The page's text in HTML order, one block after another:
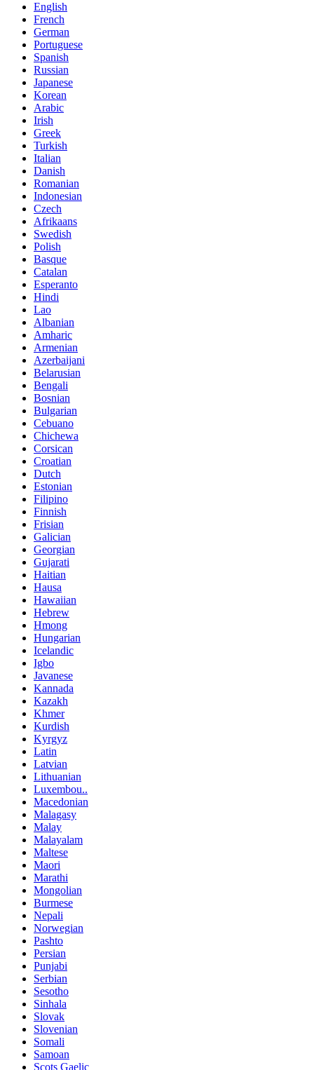
English
French
German
Portuguese
Spanish
Russian
Japanese
Korean
Arabic
Irish
Greek
Turkish
Italian
Danish
Romanian
Indonesian
Czech
Afrikaans
Swedish
Polish
Basque
Catalan
Esperanto
Hindi
Lao
Albanian
Amharic
Armenian
Azerbaijani
Belarusian
Bengali
Bosnian
Bulgarian
Cebuano
Chichewa
Corsican
Croatian
Dutch
Estonian
Filipino
Finnish
Frisian
Galician
Georgian
Gujarati
Haitian
Hausa
Hawaiian
Hebrew
Hmong
Hungarian
Icelandic
Igbo
Javanese
Kannada
Kazakh
Khmer
Kurdish
Kyrgyz
Latin
Latvian
Lithuanian
Luxembou..
Macedonian
Malagasy
Malay
Malayalam
Maltese
Maori
Marathi
Mongolian
Burmese
Nepali
Norwegian
Pashto
Persian
Punjabi
Serbian
Sesotho
Sinhala
Slovak
Slovenian
Somali
Samoan
Scots Gaelic